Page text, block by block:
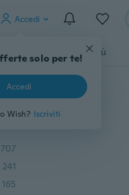
Accedi
solo per te!
Accedi
Wish? Iscriviti
per animali Di più
707
241
165